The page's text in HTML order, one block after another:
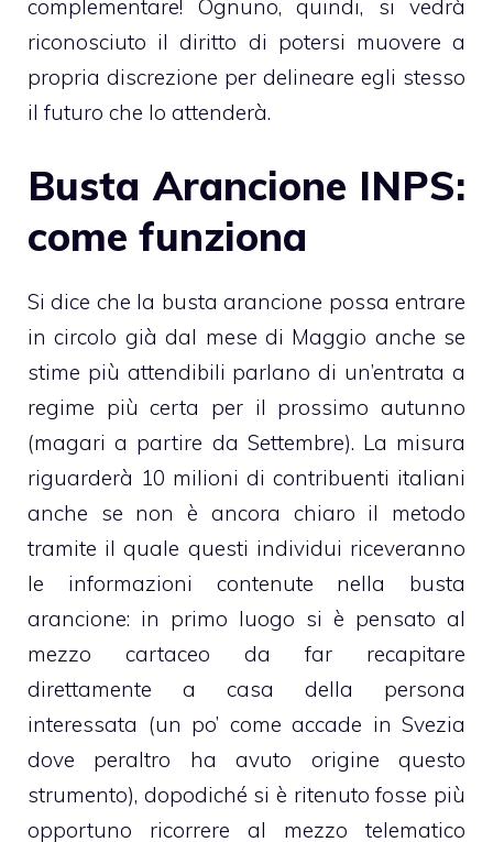
complementare! Ognuno, quindi, si vedrà
riconosciuto il diritto di potersi muovere a
propria discrezione per delineare egli stesso
il futuro che lo attenderà.
Busta Arancione INPS:
come funziona
Si dice che la busta arancione possa entrare
in circolo già dal mese di Maggio anche se
stime più attendibili parlano di un’entrata a
regime più certa per il prossimo autunno
(magari a partire da Settembre). La misura
riguarderà 10 milioni di contribuenti italiani
anche se non è ancora chiaro il metodo
tramite il quale questi individui riceveranno
le informazioni contenute nella busta
arancione: in primo luogo si è pensato al
mezzo cartaceo da far recapitare
direttamente a casa della persona
interessata (un po’ come accade in Svezia
dove peraltro ha avuto origine questo
strumento), dopodiché si è ritenuto fosse più
opportuno ricorrere al mezzo telematico